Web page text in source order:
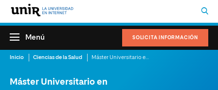
SOLICITA INFORMACIÓN
Menú
Inicio Ciencias de la Salud
Máster Universitario en